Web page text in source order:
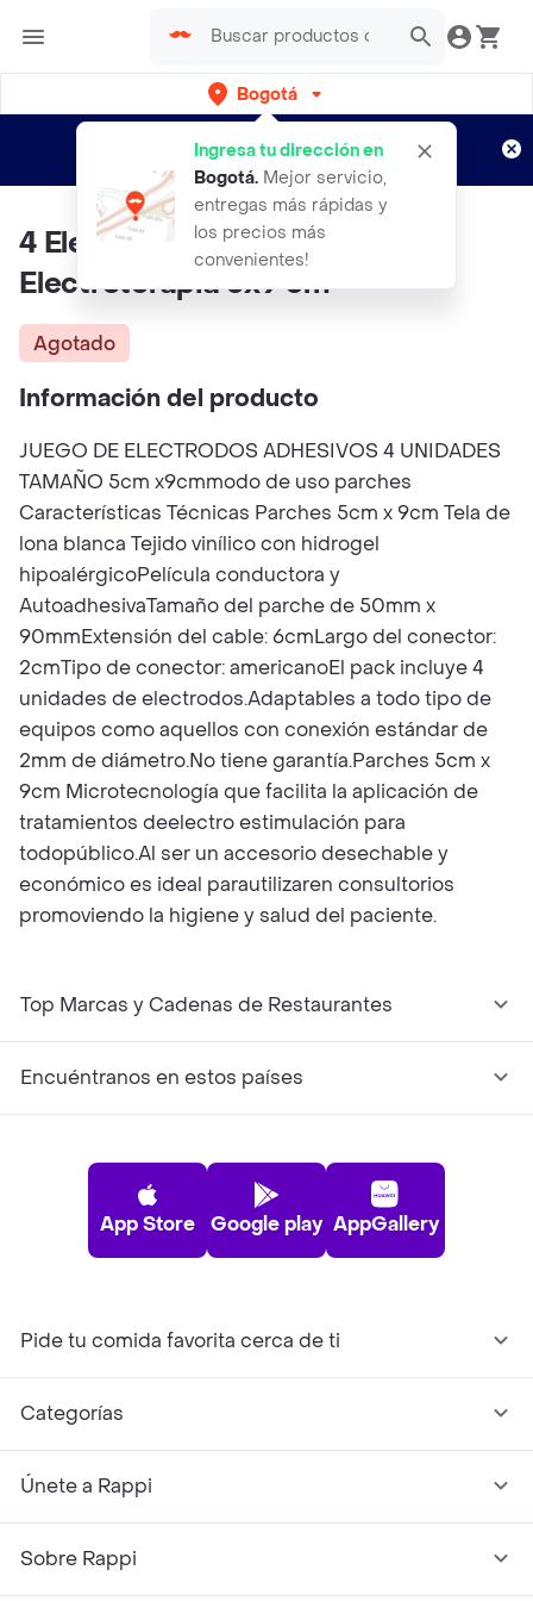
Bogotá
Ingresa tu dirección en
Bogotá. Mejor servicio,
entregas más rápidas y
los precios más
convenientes!
envíos gratis por semanas
Aplican TyC
4 Electrodos Adhesivos
Electroterapia 5x9 cm
Agotado
Información del producto
JUEGO DE ELECTRODOS ADHESIVOS 4 UNIDADES
TAMAÑO 5cm x9cmmodo de uso parches
Características Técnicas Parches 5cm x 9cm Tela de
lona blanca Tejido vinílico con hidrogel
hipoalérgicoPelícula conductora y
AutoadhesivaTamaño del parche de 50mm x
90mmExtensión del cable: 6cmLargo del conector:
2cmTipo de conector: americanoEl pack incluye 4
unidades de electrodos.Adaptables a todo tipo de
equipos como aquellos con conexión estándar de
2mm de diámetro.No tiene garantía.Parches 5cm x
9cm Microtecnología que facilita la aplicación de
tratamientos deelectro estimulación para
todopúblico.Al ser un accesorio desechable y
económico es ideal parautilizaren consultorios
promoviendo la higiene y salud del paciente.
Top Marcas y Cadenas de Restaurantes
Encuéntranos en estos países
App Store Google play AppGallery
Pide tu comida favorita cerca de ti
Categorías
Únete a Rappi
Sobre Rappi